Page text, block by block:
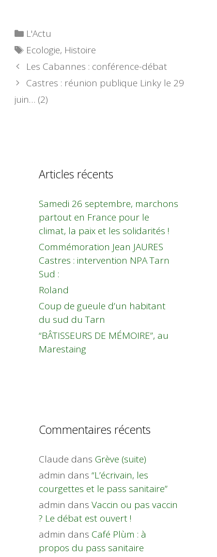
Catégories
L'Actu
Étiquettes
Ecologie, Histoire
Les Cabannes : conférence-débat
Castres : réunion publique Linky le 29
juin… (2)
Articles récents
Samedi 26 septembre, marchons
partout en France pour le
climat, la paix et les solidarités !
Commémoration Jean JAURES
Castres : intervention NPA Tarn
Sud :
Roland
Coup de gueule d’un habitant
du sud du Tarn
“BÂTISSEURS DE MÉMOIRE”, au
Marestaing
Commentaires récents
Claude dans Grève (suite)
admin dans “L’écrivain, les
courgettes et le pass sanitaire”
admin dans Vaccin ou pas vaccin
? Le débat est ouvert !
admin dans Café Plùm : à
propos du pass sanitaire